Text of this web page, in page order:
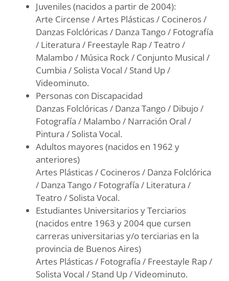
Juveniles (nacidos a partir de 2004):
Arte Circense / Artes Plásticas / Cocineros /
Danzas Folclóricas / Danza Tango / Fotografía
/ Literatura / Freestayle Rap / Teatro /
Malambo / Música Rock / Conjunto Musical /
Cumbia / Solista Vocal / Stand Up /
Videominuto.
Personas con Discapacidad
Danzas Folclóricas / Danza Tango / Dibujo /
Fotografía / Malambo / Narración Oral /
Pintura / Solista Vocal.
Adultos mayores (nacidos en 1962 y
anteriores)
Artes Plásticas / Cocineros / Danza Folclórica
/ Danza Tango / Fotografía / Literatura /
Teatro / Solista Vocal.
Estudiantes Universitarios y Terciarios
(nacidos entre 1963 y 2004 que cursen
carreras universitarias y/o terciarias en la
provincia de Buenos Aires)
Artes Plásticas / Fotografía / Freestayle Rap /
Solista Vocal / Stand Up / Videominuto.